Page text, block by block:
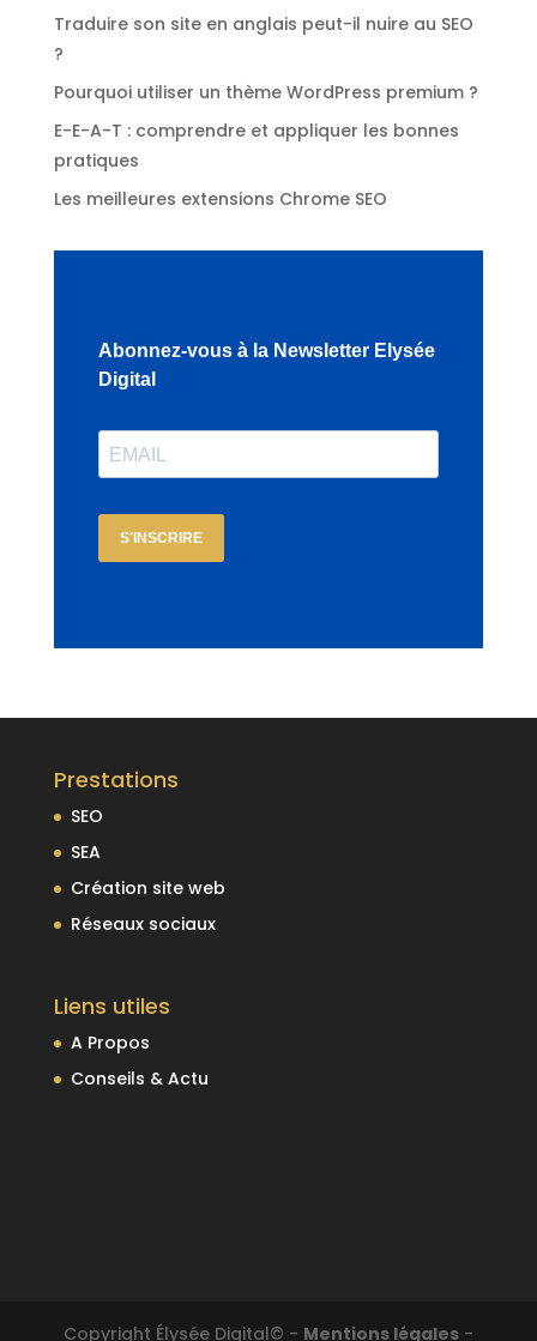
Traduire son site en anglais peut-il nuire au SEO
?
Pourquoi utiliser un thème WordPress premium ?
E-E-A-T : comprendre et appliquer les bonnes
pratiques
Les meilleures extensions Chrome SEO
Abonnez-vous à la Newsletter Elysée
Digital
S'INSCRIRE
Prestations
SEO
SEA
Création site web
Réseaux sociaux
Liens utiles
A Propos
Conseils & Actu
Copyright Élysée Digital© - Mentions légales-